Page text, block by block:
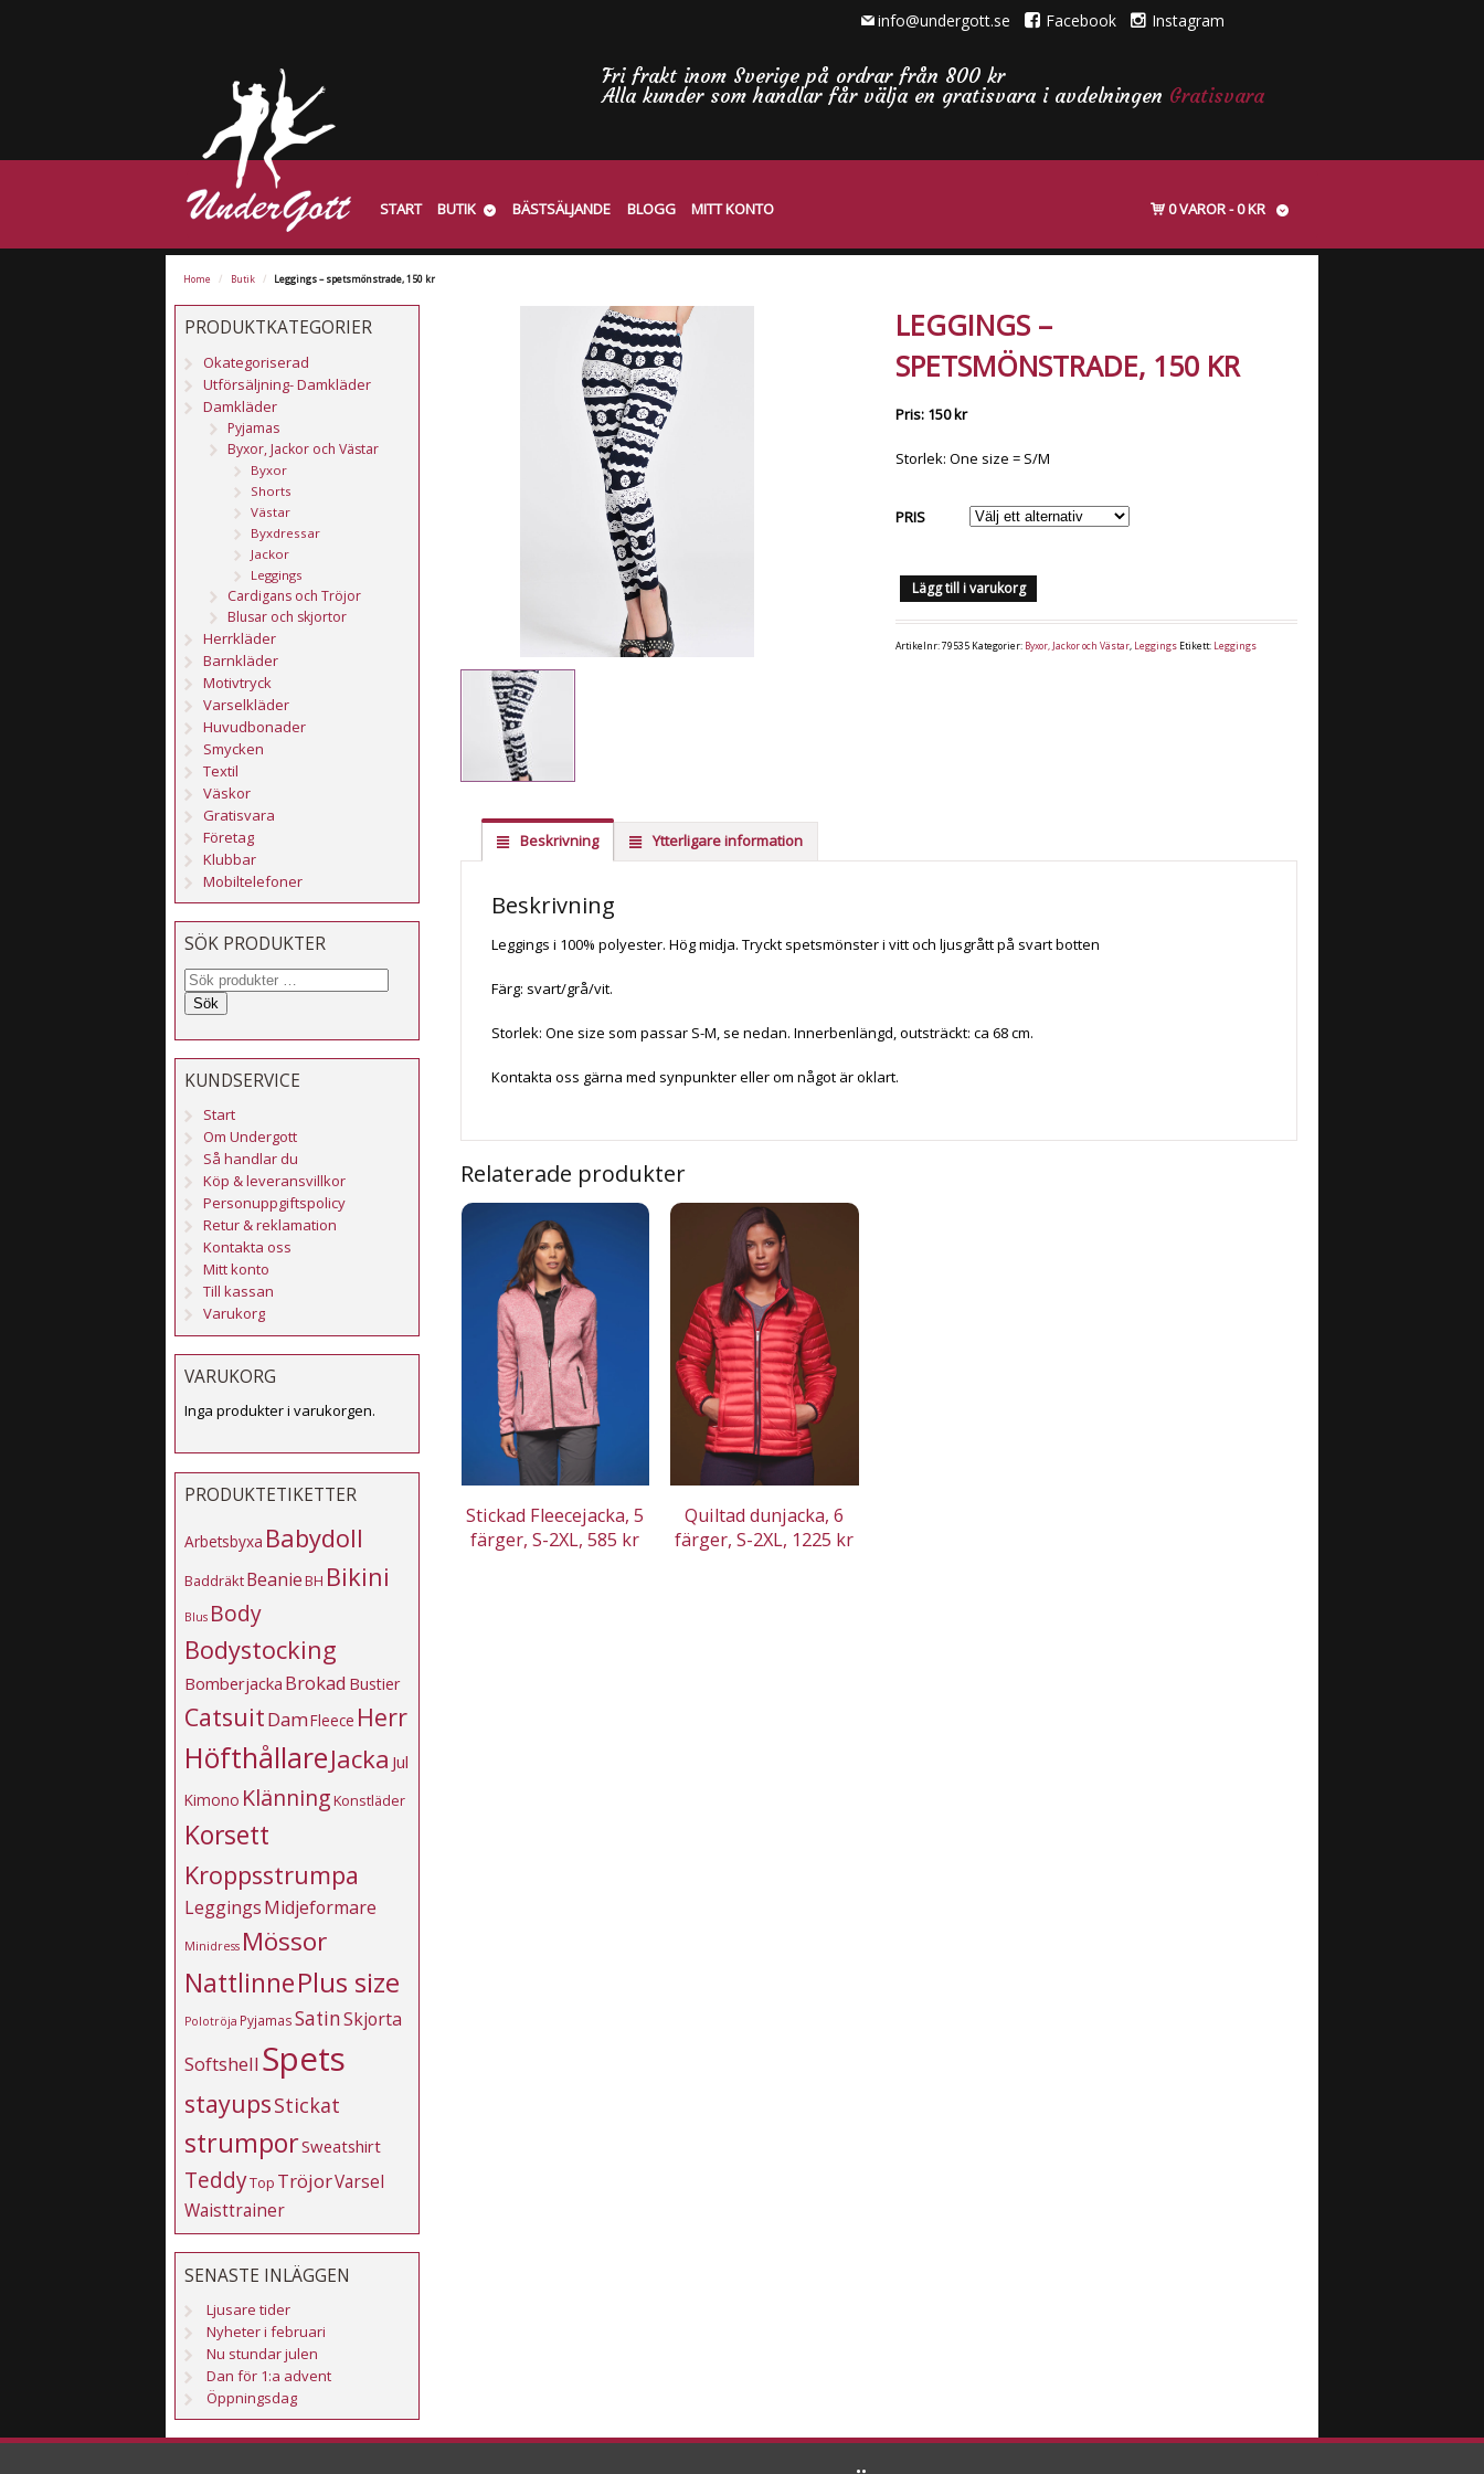
info@undergott.se Facebook Instagram
Fri frakt inom Sverige på ordrar från 800 kr
Alla kunder som handlar får välja en gratisvara i avdelningen Gratisvara
START BUTIK BÄSTSÄLJANDE BLOGG MITT KONTO 0 VAROR 0 KR
Home / Butik / Leggings – spetsmönstrade, 150 kr
LEGGINGS –
SPETSMÖNSTRADE, 150 KR
Pris: 150 kr
Storlek: One size = S/M
PRIS
Lägg till i varukorg
Artikelnr:79535 Kategorier: Byxor, Jackor och Västar, Leggings Etikett: Leggings
Beskrivning Ytterligare information
Beskrivning
Leggings i 100% polyester. Hög midja. Tryckt spetsmönster i vitt och ljusgrått på svart botten
Färg: svart/grå/vit.
Storlek: One size som passar S-M, se nedan. Innerbenlängd, outsträckt: ca 68 cm.
Kontakta oss gärna med synpunkter eller om något är oklart.
Relaterade produkter
Stickad Fleecejacka, 5
färger, S-2XL, 585 kr
Quiltad dunjacka, 6
färger, S-2XL, 1225 kr
PRODUKTKATEGORIER
Okategoriserad
Utförsäljning- Damkläder
Damkläder
Pyjamas
Byxor, Jackor och Västar
Byxor
Shorts
Västar
Byxdressar
Jackor
Leggings
Cardigans och Tröjor
Blusar och skjortor
Herrkläder
Barnkläder
Motivtryck
Varselkläder
Huvudbonader
Smycken
Textil
Väskor
Gratisvara
Företag
Klubbar
Mobiltelefoner
SÖK PRODUKTER
Sök
KUNDSERVICE
Start
Om Undergott
Så handlar du
Köp & leveransvillkor
Personuppgiftspolicy
Retur & reklamation
Kontakta oss
Mitt konto
Till kassan
Varukorg
VARUKORG
Inga produkter i varukorgen.
PRODUKTETIKETTER
Arbetsbyxa Babydoll
BaddräktBeanieBH Bikini
Blus Body
Bodystocking
Bomberjacka Brokad Bustier
CatsuitDamFleece Herr
HöfthållareJacka Jul
Kimono KlänningKonstläder
Korsett
Kroppsstrumpa
LeggingsMidjeformare
Minidress Mössor
NattlinnePlus size
Polotröja PyjamasSatinSkjorta
Softshell Spets
stayupsStickat
strumporSweatshirt
TeddyTop TröjorVarsel
Waisttrainer
SENASTE INLÄGGEN
Ljusare tider
Nyheter i februari
Nu stundar julen
Dan för 1:a advent
Öppningsdag